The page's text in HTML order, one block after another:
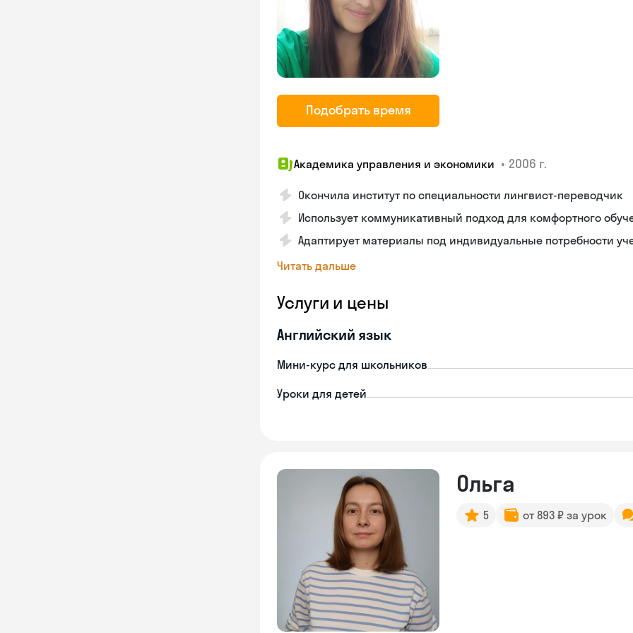
Подобрать время
Академика управления и экономики • 2006 г.
Окончила институт по специальности лингвист-переводчик
Использует коммуникативный подход для комфортного
Адаптирует материалы под индивидуальные потребности
Читать дальше
Услуги и цены
Английский язык
Мини-курс для школьников
Уроки для детей
Ольга
5 от 893 ₽ за урок